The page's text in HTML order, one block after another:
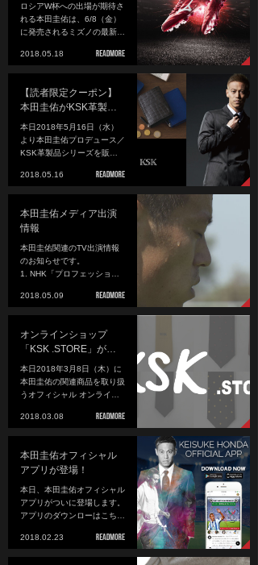
ロシアW杯への出場が期待さ
れる本田圭佑は、6/8（金）
に発売されるミズノの最新…
2018.05.18
【読者限定クーポン】
本田圭佑がKSK革製…
本日2018年5月16日（水）
より本田圭佑プロデュース／
KSK革製品シリーズを販…
2018.05.16
本田圭佑メディア出演
情報
本田圭佑関連のTV出演情報
のお知らせです。
1. NHK「プロフェッショ…
2018.05.09
オンラインショップ
「KSK .STORE」が…
本日2018年3月8日（木）に
本田圭佑の関連商品を取り扱
うオフィシャル オンライ…
2018.03.08
本田圭佑オフィシャル
アプリが登場！
本日、本田圭佑オフィシャル
アプリがついに登場します。
アプリのダウンローはこち…
2018.02.23